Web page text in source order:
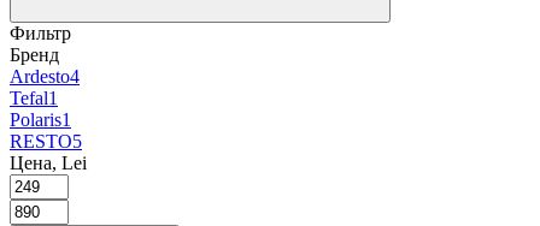
Фильтр
Бренд
Ardesto4
Tefal1
Polaris1
RESTO5
Цена, Lei